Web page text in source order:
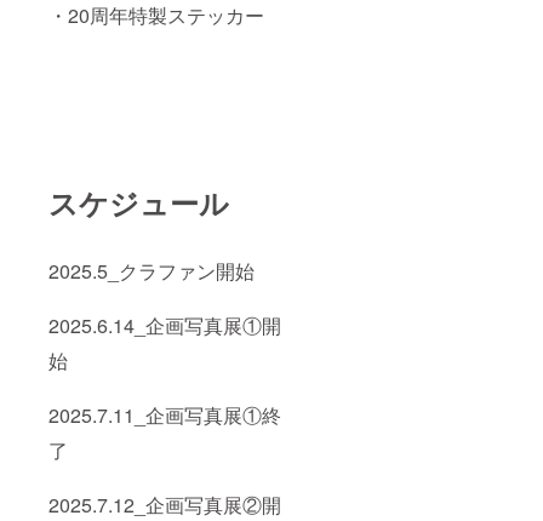
・20周年特製ステッカー
スケジュール
2025.5_クラファン開始
2025.6.14_企画写真展①開
始
2025.7.11_企画写真展①終
了
2025.7.12_企画写真展②開